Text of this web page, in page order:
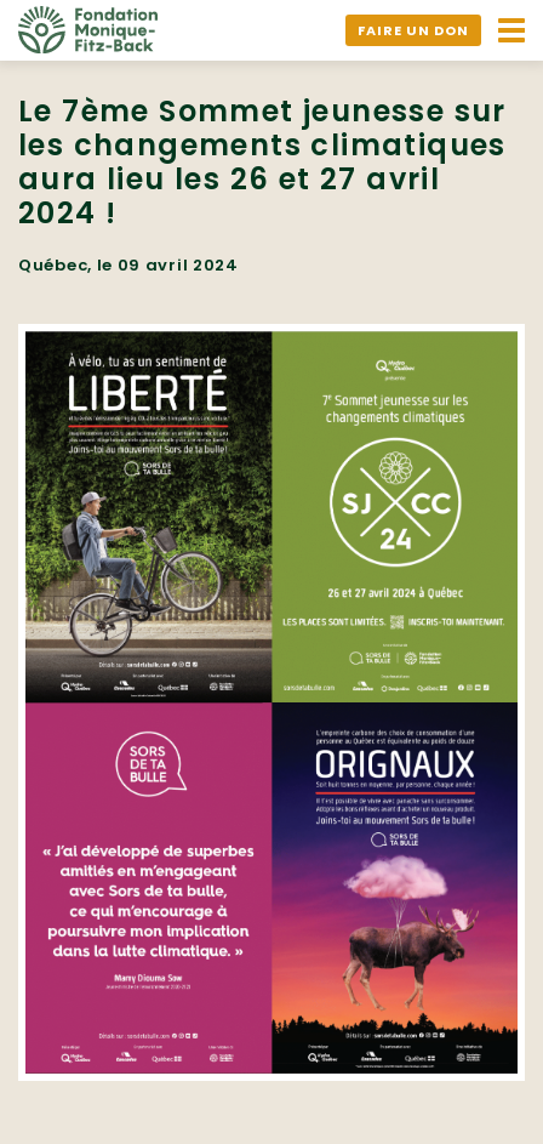
FAIRE UN DON
Le 7ème Sommet jeunesse sur
les changements climatiques
aura lieu les 26 et 27 avril
2024 !
Québec, le 09 avril 2024